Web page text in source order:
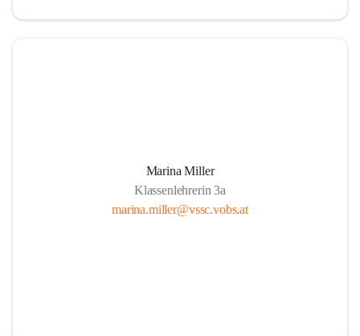
Marina Miller
Klassenlehrerin 3a
marina.miller@vssc.vobs.at